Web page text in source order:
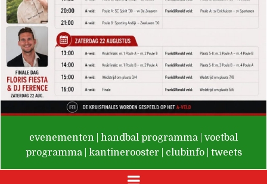
De Valken
evenementen handbal programma
voetbal
programma
kantinerooster clubinfo tweets